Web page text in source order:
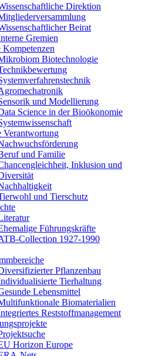
Direktion
Beirat
Gremien
Kompetenzen
Biotechnologie
und Modellierung
Science in der Bioökonomie
Verantwortung
und Familie
Inklusion und
und Tierschutz
Führungskräfte
Collection 1927-1990
Pflanzenbau
Tierhaltung
Lebensmittel
Biomaterialien
Reststoffmanagement
Horizon Europe